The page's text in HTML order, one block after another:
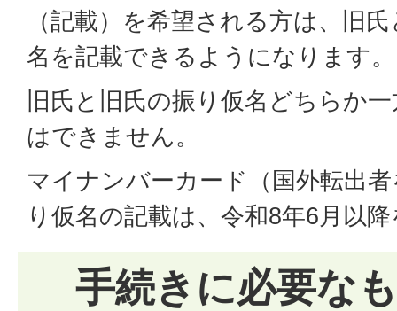
（記載）を希望される方は、旧
名を記載できるようになります。
旧氏と旧氏の振り仮名どちらか
はできません。
マイナンバーカード（国外転出
り仮名の記載は、令和8年6月以
手続きに必要な